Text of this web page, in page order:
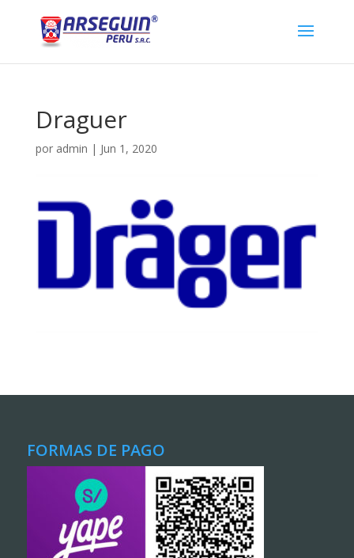
Draguer
por admin | Jun 1, 2020
FORMAS DE PAGO